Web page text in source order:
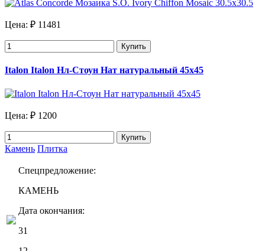
Цена: ₽ 11481
Купить
Italon Italon Нл-Стоун Нат натуральный 45х45
Цена: ₽ 1200
Купить
Камень Плитка
Спецпредложение:
КАМЕНЬ
Дата окончания:
31